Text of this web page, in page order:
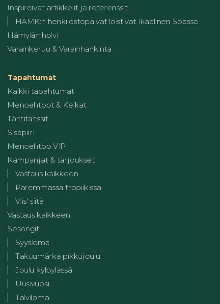
Inspiroivat artikkelit ja referenssit
HAMK:n henkilöstöpäivät loistivat Ikaalinen Spassa
Hämylän holvi
Varainkeruu & Varainhankinta
Tapahtumat
Kaikki tapahtumat
Menoehtoot & Keikat
Tähtitanssit
Sisäpiiri
Menoehtoo VIP
Kampanjat & tarjoukset
Vastaus kaikkeen
Paremmassa tropiikissa
Viis' siitä
Vastaus kaikkeen
Sesongit
Syysloma
Takuumärkä pikkujoulu
Joulu kylpylässä
Uusivuosi
Talviloma